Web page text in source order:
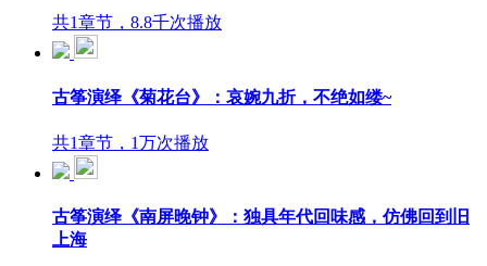
共1章节，8.8千次播放
古筝演绎《菊花台》：哀婉九折，不绝如缕~
共1章节，1万次播放
古筝演绎《南屏晚钟》：独具年代回味感，仿佛回到旧
上海